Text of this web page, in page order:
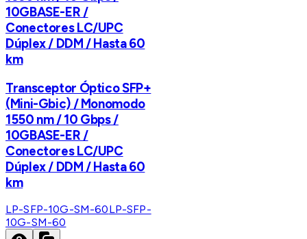
10GBASE-ER /
Conectores LC/UPC
Dúplex / DDM / Hasta 60
km
Transceptor Óptico SFP+
(Mini-Gbic) / Monomodo
1550 nm / 10 Gbps /
10GBASE-ER /
Conectores LC/UPC
Dúplex / DDM / Hasta 60
km
LP-SFP-10G-SM-60LP-SFP-
10G-SM-60